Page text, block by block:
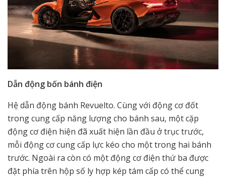
Dẫn động bốn bánh điện
Hệ dẫn động bánh Revuelto. Cùng với động cơ đốt
trong cung cấp năng lượng cho bánh sau, một cặp
động cơ điện hiện đã xuất hiện lần đầu ở trục trước,
mỗi động cơ cung cấp lực kéo cho một trong hai bánh
trước. Ngoài ra còn có một động cơ điện thứ ba được
đặt phía trên hộp số ly hợp kép tám cấp có thể cung